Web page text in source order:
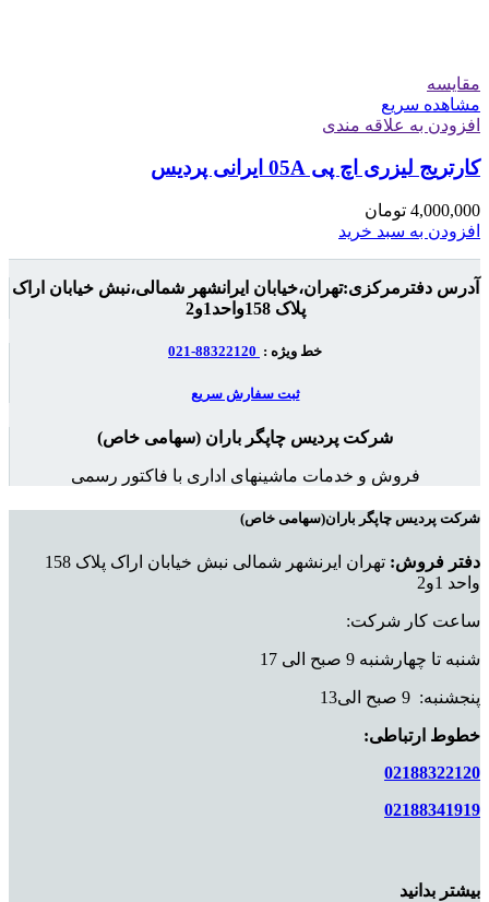
مقایسه
مشاهده سریع
افزودن به علاقه مندی
کارتریج لیزری اچ پی 05A ایرانی پردیس
4,000,000 تومان
افزودن به سبد خرید
آدرس دفترمرکزی:تهران،خیابان ایرانشهر شمالی،نبش خیابان اراک
پلاک 158واحد1و2
خط ویژه :
ثبت سفارش سریع
شرکت پردیس چاپگر باران (سهامی خاص)
فروش و خدمات ماشینهای اداری با فاکتور رسمی
شرکت پردیس چاپگر باران(سهامی خاص)
دفتر فروش:
تهران ایرنشهر شمالی نبش خیابان اراک پلاک 158
واحد 1و2
ساعت کار شرکت:
شنبه تا چهارشنبه 9 صبح الی 17
پنجشنبه: 9 صبح الی13
خطوط ارتباطی:
02188322120
02188341919
بیشتر بدانید